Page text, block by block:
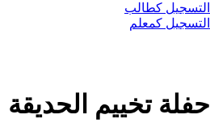
التسجيل كطالب
التسجيل كمعلم
حفلة تخييم الحديقة